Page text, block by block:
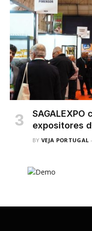
expositores
BY VEJA PORTUGAL